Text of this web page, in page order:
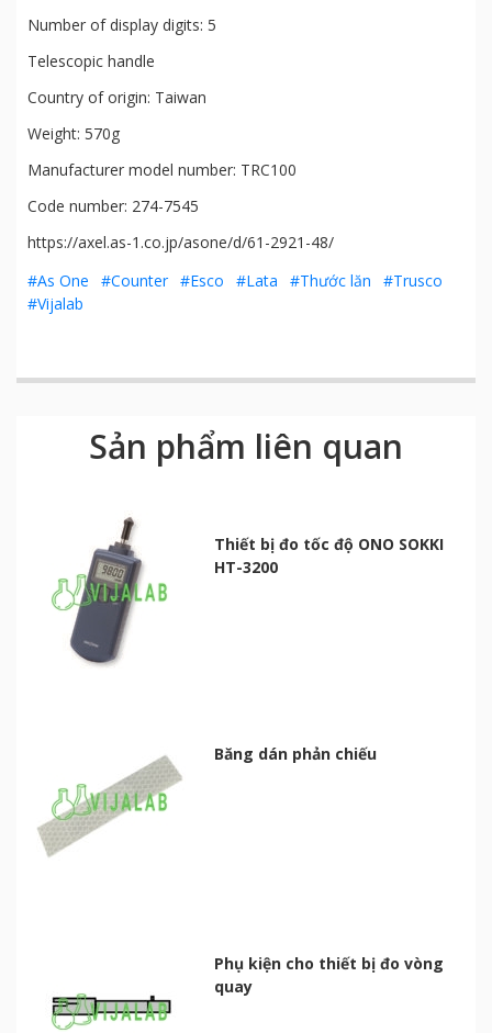
Number of display digits: 5
Telescopic handle
Country of origin: Taiwan
Weight: 570g
Manufacturer model number: TRC100
Code number: 274-7545
https://axel.as-1.co.jp/asone/d/61-2921-48/
#As One
#Counter #Esco #Lata #Thước lăn
#Trusco
#Vijalab
Sản phẩm liên quan
Thiết bị đo tốc độ ONO SOKKI
HT-3200
Băng dán phản chiếu
Phụ kiện cho thiết bị đo vòng
quay